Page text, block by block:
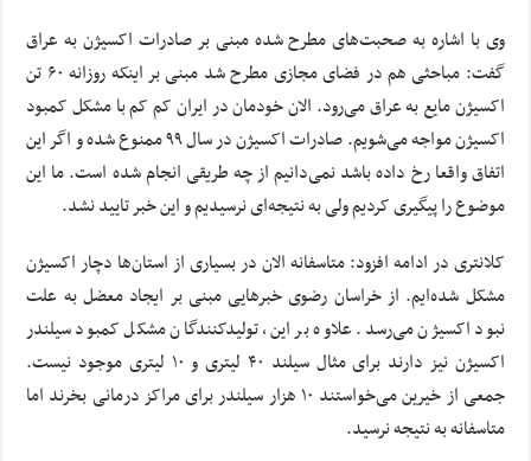
وی با اشاره به صحبت‌های مطرح شده مبنی بر صادرات اکسیژن به عراق
گفت: مباحثی هم در فضای مجازی مطرح شد مبنی بر اینکه روزانه ۶۰ تن
اکسیژن مایع به عراق می‌رود. الان خودمان در ایران کم کم با مشکل کمبود
اکسیژن مواجه می‌شویم. صادرات اکسیژن در سال ۹۹ ممنوع شده و اگر این
اتفاق واقعا رخ داده باشد نمی‌دانیم از چه طریقی انجام شده است. ما این
موضوع را پیگیری کردیم ولی به نتیجه‌ای نرسیدیم و این خبر تایید نشد.
کلانتری در ادامه افزود: متاسفانه الان در بسیاری از استان‌ها دچار اکسیژن
مشکل شده‌ایم. از خراسان رضوی خبرهایی مبنی بر ایجاد معضل به علت
نبود اکسیژن می‌رسد. علاوه بر این، تولیدکنندگان مشکل کمبود سیلندر
اکسیژن نیز دارند برای مثال سیلند ۴۰ لیتری و ۱۰ لیتری موجود نیست.
جمعی از خیرین می‌خواستند ۱۰ هزار سیلندر برای مراکز درمانی بخرند اما
متاسفانه به نتیجه نرسید.